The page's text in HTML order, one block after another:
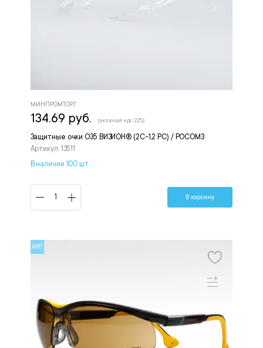
Защитные очки О35 ВИЗИОН® (2С-1,2 PС) / РОСОМЗ
Артикул: 13511
МИНПРОМТОРГ
134.69 руб. (включая ндс 22%)
В наличии 100 шт.
В корзину
ХИТ